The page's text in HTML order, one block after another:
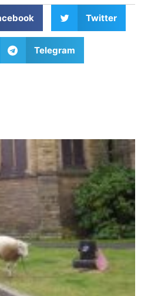
Twitter
Telegram